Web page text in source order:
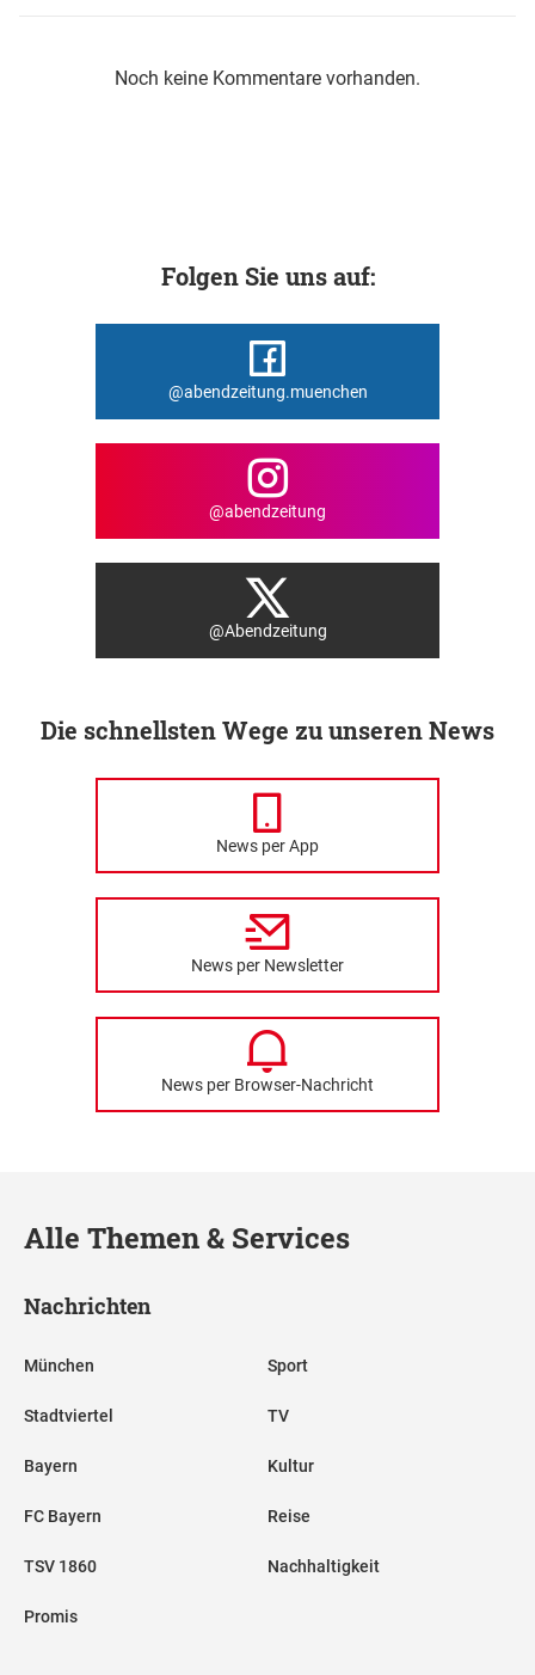
Noch keine Kommentare vorhanden.
Folgen Sie uns auf:
@abendzeitung.muenchen
@abendzeitung
@Abendzeitung
Die schnellsten Wege zu unseren News
News per App
News per Newsletter
News per Browser-Nachricht
Alle Themen & Services
Nachrichten
München
Stadtviertel
Bayern
FC Bayern
TSV 1860
Promis
Sport
TV
Kultur
Reise
Nachhaltigkeit